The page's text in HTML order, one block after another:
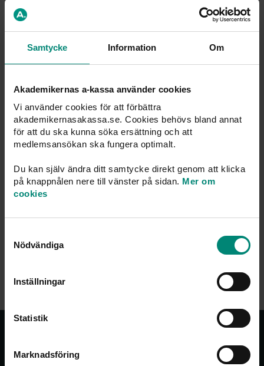
Samtycke Information Om
Akademikernas a-kassa använder cookies
Vi använder cookies för att förbättra
akademikernasakassa.se. Cookies behövs bland annat
för att du ska kunna söka ersättning och att
medlemsansökan ska fungera optimalt.
Du kan själv ändra ditt samtycke direkt genom att klicka
på knappnålen nere till vänster på sidan. Mer om
cookies
Nödvändiga
Inställningar
Statistik
Marknadsföring
ansökan kommer in behöver din månadsansökan vara
oss till handa senast den 14:e varje månad.
Exempel:Om du söker ersättning för oktober kan du
skicka in din månadsansökan i november. Utbetalningen
Utbetalningsdatum
Viktigt att känna till
I den första ersättningsmånaden görs ett
karensavdragmotsvarande två ersättningsdagar.
arbete samt tid då du inte har kunnat ta arbete.
Skatt dras enligt kolumn 5 i Skatteverkets
Akademikernas a-kassa vill se ett samhälle där alla